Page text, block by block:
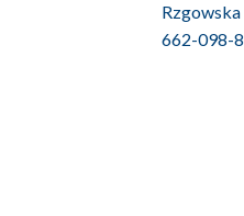
Rzgowska
662-098-